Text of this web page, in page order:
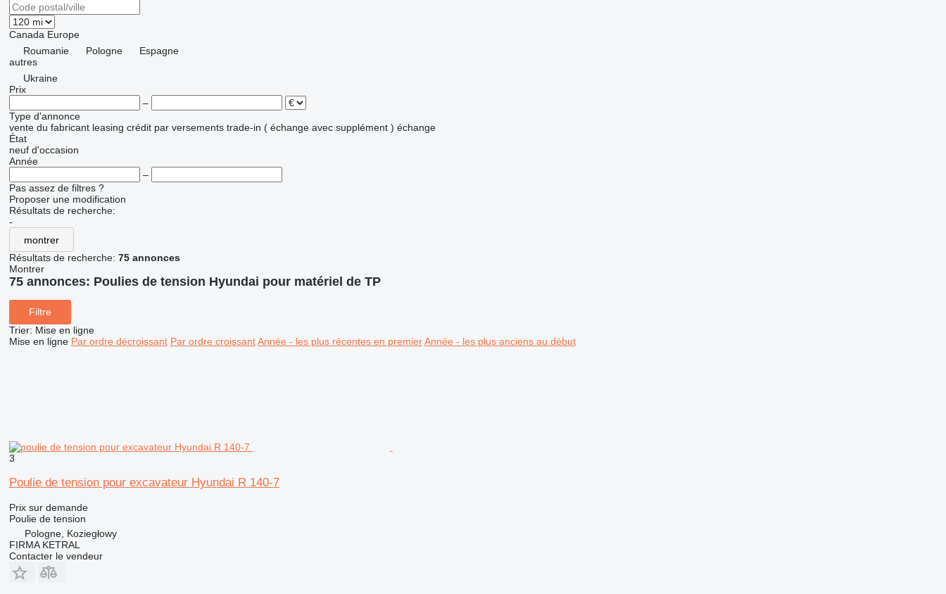
Canada Europe
Roumanie
Pologne
Espagne
autres
Ukraine
Prix
–
Type d'annonce
vente du fabricant leasing crédit par versements trade-in ( échange avec supplément ) échange
État
neuf d'occasion
Année
–
Pas assez de filtres ?
Proposer une modification
Résultats de recherche:
-
montrer
Résultats de recherche: 75 annonces
Montrer
75 annonces: Poulies de tension Hyundai pour matériel de TP
Filtre
Trier: Mise en ligne
Mise en ligne Par ordre décroissant Par ordre croissant Année - les plus récentes en premier Année - les plus anciens au début
3
Poulie de tension pour excavateur Hyundai R 140-7
Prix sur demande
Poulie de tension
Pologne, Koziegłowy
FIRMA KETRAL
Contacter le vendeur